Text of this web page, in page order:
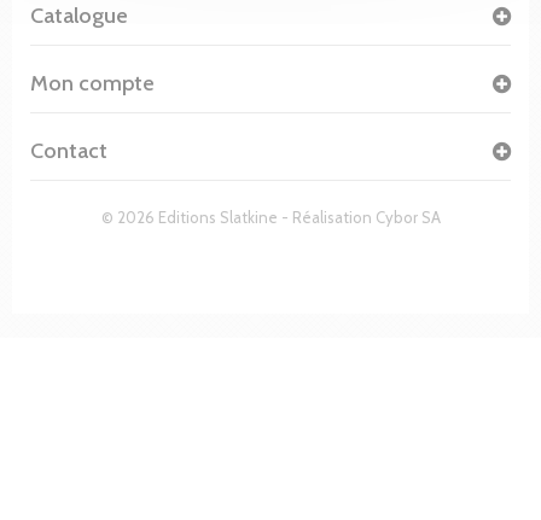
© 2026 Editions Slatkine - Réalisation Cybor SA
Catalogue
Mon compte
Contact